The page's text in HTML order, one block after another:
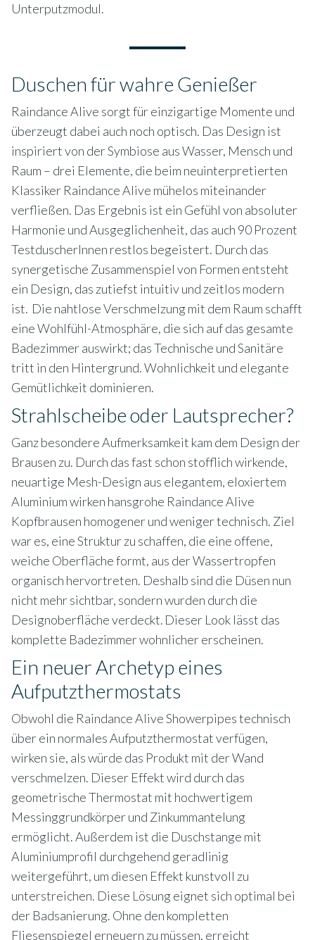
Unterputzmodul.
Duschen für wahre Genießer
Raindance Alive sorgt für einzigartige Momente und
überzeugt dabei auch noch optisch. Das Design ist
inspiriert von der Symbiose aus Wasser, Mensch und
Raum – drei Elemente, die beim neuinterpretierten
Klassiker Raindance Alive mühelos miteinander
verfließen. Das Ergebnis ist ein Gefühl von absoluter
Harmonie und Ausgeglichenheit, das auch 90 Prozent
TestduscherInnen restlos begeistert. Durch das
synergetische Zusammenspiel von Formen entsteht
ein Design, das zutiefst intuitiv und zeitlos modern
ist. Die nahtlose Verschmelzung mit dem Raum schafft
eine Wohlfühl-Atmosphäre, die sich auf das gesamte
Badezimmer auswirkt; das Technische und Sanitäre
tritt in den Hintergrund. Wohnlichkeit und elegante
Gemütlichkeit dominieren.
Strahlscheibe oder Lautsprecher?
Ganz besondere Aufmerksamkeit kam dem Design der
Brausen zu. Durch das fast schon stofflich wirkende,
neuartige Mesh-Design aus elegantem, eloxiertem
Aluminium wirken hansgrohe Raindance Alive
Kopfbrausen homogener und weniger technisch. Ziel
war es, eine Struktur zu schaffen, die eine offene,
weiche Oberfläche formt, aus der Wassertropfen
organisch hervortreten. Deshalb sind die Düsen nun
nicht mehr sichtbar, sondern wurden durch die
Designoberfläche verdeckt. Dieser Look lässt das
komplette Badezimmer wohnlicher erscheinen.
Ein neuer Archetyp eines
Aufputzthermostats
Obwohl die Raindance Alive Showerpipes technisch
über ein normales Aufputzthermostat verfügen,
wirken sie, als würde das Produkt mit der Wand
verschmelzen. Dieser Effekt wird durch das
geometrische Thermostat mit hochwertigem
Messinggrundkörper und Zinkummantelung
ermöglicht. Außerdem ist die Duschstange mit
Aluminiumprofil durchgehend geradlinig
weitergeführt, um diesen Effekt kunstvoll zu
unterstreichen. Diese Lösung eignet sich optimal bei
der Badsanierung. Ohne den kompletten
Fliesenspiegel erneuern zu müssen, erreicht